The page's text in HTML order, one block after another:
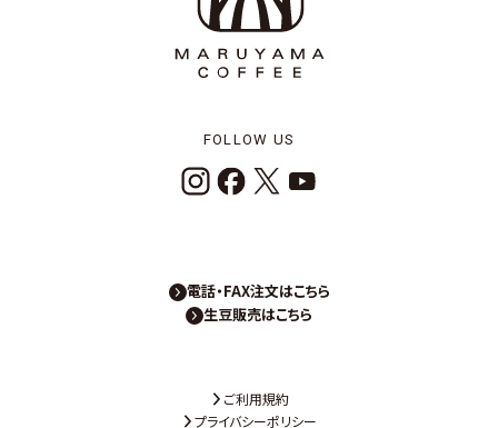
FOLLOW US
電話・FAX注文はこちら
生豆販売はこちら
ご利用規約
プライバシーポリシー